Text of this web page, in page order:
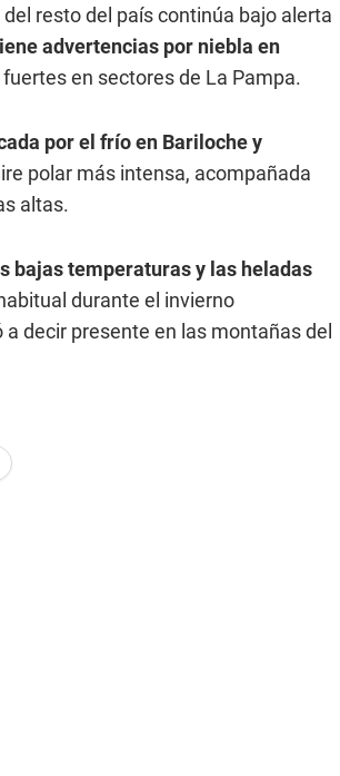
resto del país continúa bajo alerta
advertencias por niebla en
en sectores de La Pampa.
por el frío en Bariloche y
polar más intensa, acompañada
altas.
bajas temperaturas y las heladas
durante el invierno
decir presente en las montañas del